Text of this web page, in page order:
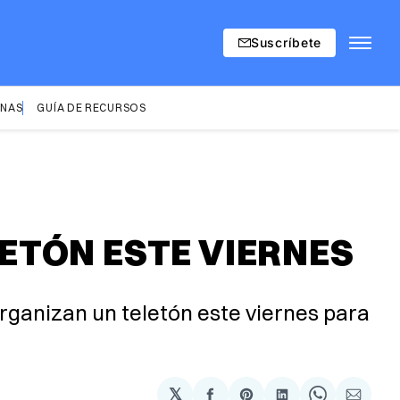
Suscríbete
GUÍA DE RECURSOS
ESTE VIERNES
un teletón este viernes para
𝕏